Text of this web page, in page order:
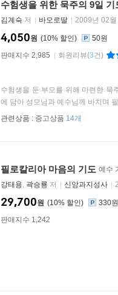
수험생을 위한 묵주의 9일
김계숙 저 바오로딸 2009년 02월
10%
4,050원
50원
판매지수 2,985
회원리뷰(3건)
수험생을 둔 부모를 위해 마련한 묵
에 담아 성모님과 예수님께 바치며
관련상품 : 중고상품 14개
필로칼리아 마음의 기도 예수
강태용, 곽승룡 저 신앙과지성사
10%
29,700원
330원
판매지수 1,242